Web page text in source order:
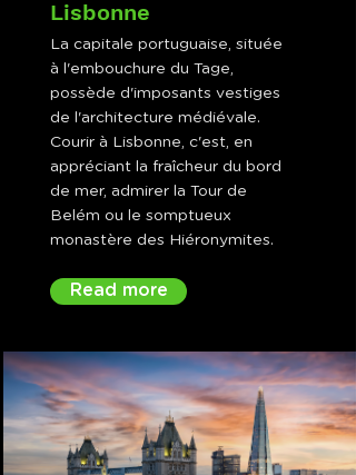
Lisbonne
La capitale portuguaise, située
à l'embouchure du Tage,
possède d'imposants vestiges
de l'architecture médiévale.
Courir à Lisbonne, c'est, en
appréciant la fraîcheur du bord
de mer, admirer la Tour de
Belém ou le somptueux
monastère des Hiéronymites.
Read more